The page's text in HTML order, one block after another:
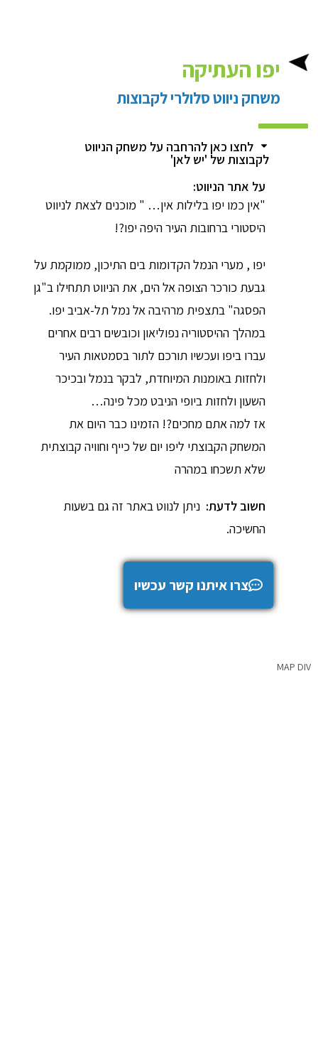
יפו העתיקה
משחק ניווט סלולרי לקבוצות
לחצו כאן להרחבה על משחק הניווט
לקבוצות של 'יש לאן'
על אתר הניווט:
"אין כמו יפו בלילות אין… " מוכנים לצאת לניווט
היסטורי ברחובות העיר היפה יפו?!
יפו , מערי הנמל הקדומות בים התיכון, ממוקמת על
גבעת כורכר הצופה אל הים, את הניווט תתחילו ב"גן
הפסגה" בתצפית מרהיבה אל נמל תל-אביב יפו.
במהלך ההיסטוריה נפוליאון וכובשים רבים אחרים
עברו ביפו ועכשיו תורכם לתור בסמטאות העיר
ולחזות באומנות המיוחדת, לבקר בנמל ובכיכר
השעון ולחזות ביופי הניבט מכל פינה…
אז למה אתם מחכים?! הזמינו כבר היום את
המשחק הקבוצתי ליפו יום של כייף וחוויה קבוצתית
שלא תשכחו במהרה
חשוב לדעת:ניתן לנווט באתר זה גם בשעות
החשיכה.
צרו איתנו קשר עכשיו
MAP DIV